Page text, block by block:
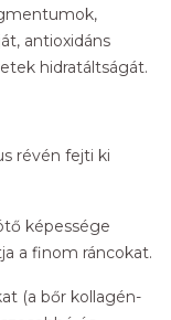
antioxidáns
hidratáltságát.
révén fejti ki
képessége
a finom ráncokat.
(a bőr kollagén-